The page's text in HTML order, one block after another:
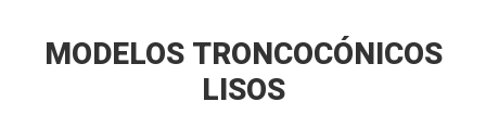
MODELOS TRONCOCÓNICOS
LISOS